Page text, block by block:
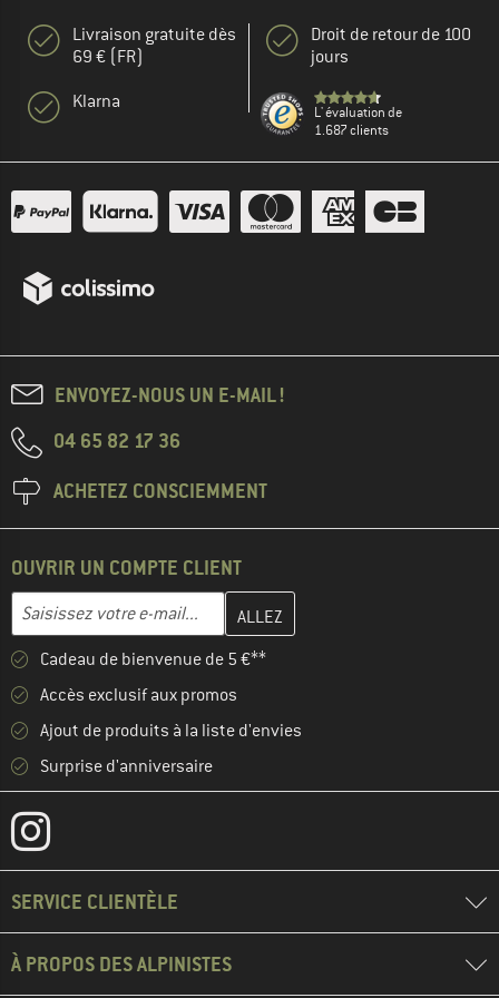
Livraison gratuite dès
69 € (FR)
Klarna
Droit de retour de 100
jours
L' évaluation de
1.687 clients
ENVOYEZ-NOUS UN E-MAIL !
04 65 82 17 36
ACHETEZ CONSCIEMMENT
OUVRIR UN COMPTE CLIENT
Adresse e-mail
Entrez votre adresse e-mail ici et créez votre compte client à la
Cadeau de bienvenue de 5 €**
Accès exclusif aux promos
Ajout de produits à la liste d'envies
Surprise d'anniversaire
SERVICE CLIENTÈLE
À PROPOS DES ALPINISTES